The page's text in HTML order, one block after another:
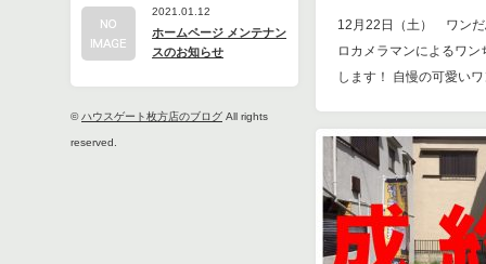
2021.01.12
ホームページ メンテナン
スのお知らせ
©ハウスゲート枚方店のブログ All rights
reserved.
12月22日（土） ワンだ
ロカメラマンによるワ
します！ 自慢の可愛い